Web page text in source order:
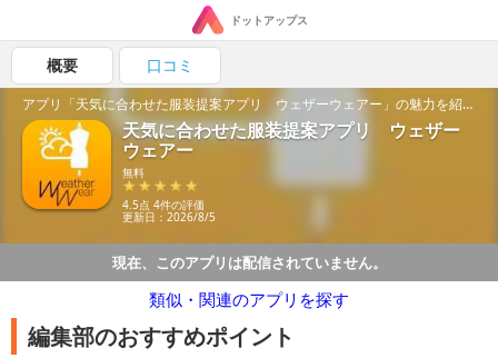
ドットアップス
概要 口コミ
アプリ「天気に合わせた服装提案アプリ ウェザーウェアー」の魅力を紹介！
天気に合わせた服装提案アプリ ウェザー
ウェアー
無料
4.5点 4件の評価
更新日：2026/8/5
現在、このアプリは配信されていません。
類似・関連のアプリを探す
編集部のおすすめポイント